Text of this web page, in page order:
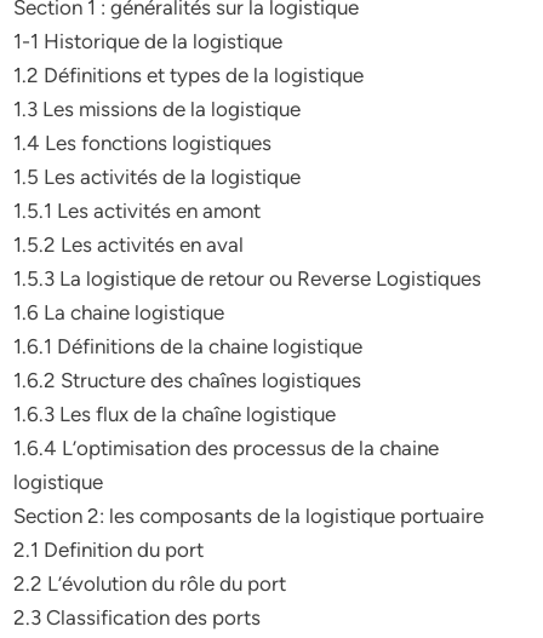
Section 1 : généralités sur la logistique
1-1 Historique de la logistique
1.2 Définitions et types de la logistique
1.3 Les missions de la logistique
1.4 Les fonctions logistiques
1.5 Les activités de la logistique
1.5.1 Les activités en amont
1.5.2 Les activités en aval
1.5.3 La logistique de retour ou Reverse Logistiques
1.6 La chaine logistique
1.6.1 Définitions de la chaine logistique
1.6.2 Structure des chaînes logistiques
1.6.3 Les flux de la chaîne logistique
1.6.4 L’optimisation des processus de la chaine
logistique
Section 2: les composants de la logistique portuaire
2.1 Definition du port
2.2 L’évolution du rôle du port
2.3 Classification des ports